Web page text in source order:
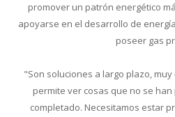
promover un patrón energético
apoyarse en el desarrollo de
poseer gas
"Son soluciones a largo plazo,
permite ver cosas que no se
completado. Necesitamos estar